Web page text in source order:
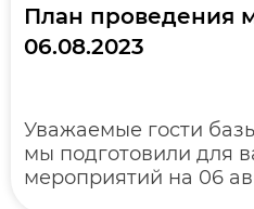
План проведения
06.08.2023
Уважаемые гости
мы подготовили для
мероприятий на 06